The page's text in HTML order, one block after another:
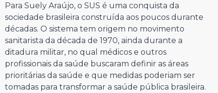
Para Suely Araújo, o SUS é uma conquista da
sociedade brasileira construída aos poucos durante
décadas. O sistema tem origem no movimento
sanitarista da década de 1970, ainda durante a
ditadura militar, no qual médicos e outros
profissionais da saúde buscaram definir as áreas
prioritárias da saúde e que medidas poderiam ser
tomadas para transformar a saúde pública brasileira.